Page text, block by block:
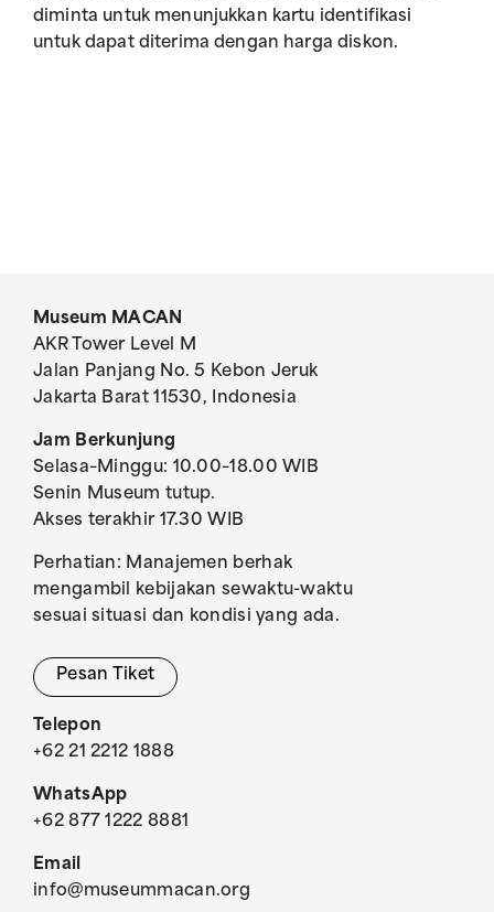
diminta untuk menunjukkan kartu identifikasi
untuk dapat diterima dengan harga diskon.
Museum MACAN
AKR Tower Level M
Jalan Panjang No. 5 Kebon Jeruk
Jakarta Barat 11530, Indonesia
Jam Berkunjung
Selasa–Minggu: 10.00–18.00 WIB
Senin Museum tutup.
Akses terakhir 17.30 WIB
Perhatian: Manajemen berhak
mengambil kebijakan sewaktu-waktu
sesuai situasi dan kondisi yang ada.
Pesan Tiket
Telepon
+62 21 2212 1888
WhatsApp
+62 877 1222 8881
Email
info@museummacan.org